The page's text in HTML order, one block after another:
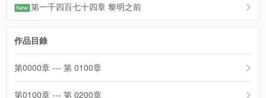
第一千四百七十四章 黎明之前
作品目錄
第0000章 --- 第 0100章
第0100章 --- 第 0200章